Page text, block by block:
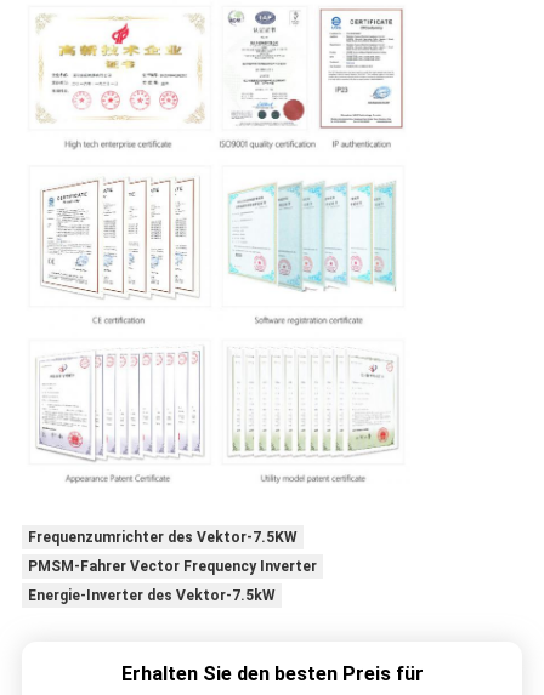
Frequenzumrichter des Vektor-7.5KW
PMSM-Fahrer Vector Frequency Inverter
Energie-Inverter des Vektor-7.5kW
Erhalten Sie den besten Preis für